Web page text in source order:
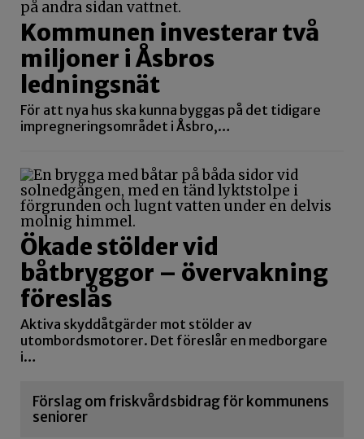
Kommunen investerar två
miljoner i Åsbros
ledningsnät
För att nya hus ska kunna byggas på det tidigare
impregneringsområdet i Åsbro,…
Ökade stölder vid
båtbryggor – övervakning
föreslås
Aktiva skyddåtgärder mot stölder av
utombordsmotorer. Det föreslår en medborgare
i…
Förslag om friskvårdsbidrag för kommunens
seniorer